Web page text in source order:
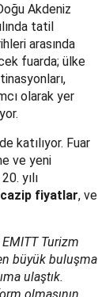
Akdeniz
tatil
arasında
fuarda; ülke
olarak yer
katılıyor. Fuar
ve yeni
yılı
cazip fiyatlar, ve
EMITT Turizm
büyük buluşma
ulaştık.
olmasının